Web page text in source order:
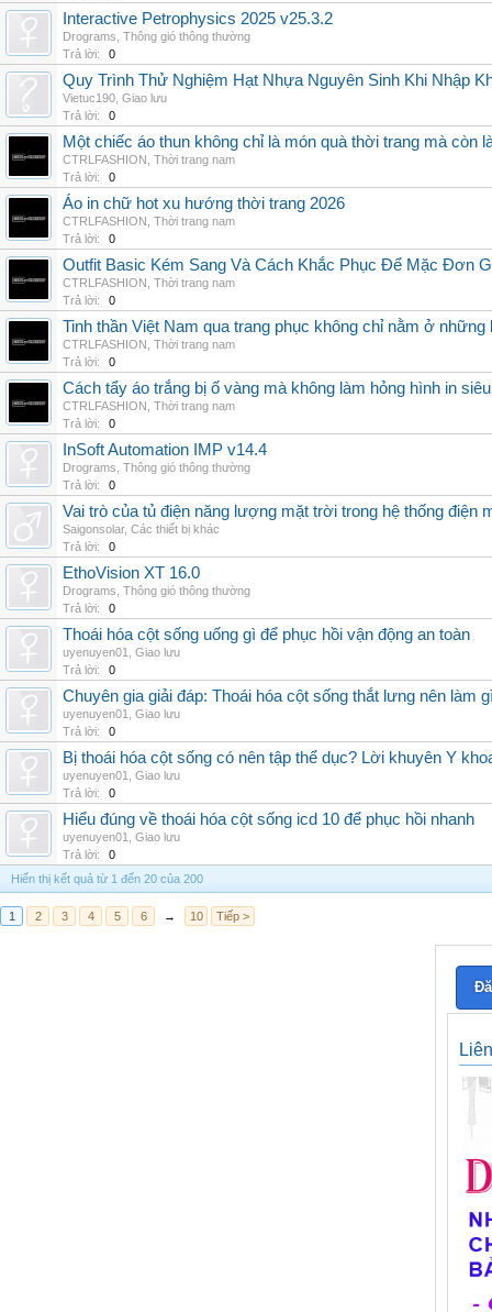
Interactive Petrophysics 2025 v25.3.2
Drograms Thông gió thông thường
Trả lời:
0
Quy Trình Thử Nghiệm Hạt Nhựa Nguyên Sinh Khi Nhập
Vietuc190 Giao lưu
Trả lời:
0
Một chiếc áo thun không chỉ là món quà thời trang mà
CTRLFASHION Thời trang nam
Trả lời:
0
Áo in chữ hot xu hướng thời trang 2026
CTRLFASHION Thời trang nam
Trả lời:
0
Outfit Basic Kém Sang Và Cách Khắc Phục Để Mặc Đơn
CTRLFASHION Thời trang nam
Trả lời:
0
Tinh thần Việt Nam qua trang phục không chỉ nằm ở
CTRLFASHION Thời trang nam
Trả lời:
0
Cách tẩy áo trắng bị ố vàng mà không làm hỏng hình in
CTRLFASHION Thời trang nam
Trả lời:
0
InSoft Automation IMP v14.4
Drograms Thông gió thông thường
Trả lời:
0
Vai trò của tủ điện năng lượng mặt trời trong hệ thống điện
Saigonsolar, Các thiết bị khác
Trả lời:
0
EthoVision XT 16.0
Drograms Thông gió thông thường
Trả lời:
0
Thoái hóa cột sống uống gì để phục hồi vận động an toàn
uyenuyen01
Giao lưu
Trả lời:
0
Chuyên gia giải đáp: Thoái hóa cột sống thắt lưng nên làm
uyenuyen01
Giao lưu
Trả lời:
0
Bị thoái hóa cột sống có nên tập thể dục? Lời khuyên Y
uyenuyen01
Giao lưu
Trả lời:
0
Hiểu đúng về thoái hóa cột sống icd 10 để phục hồi nhanh
uyenuyen01
Giao lưu
Trả lời:
0
Hiển thị kết quả từ 1 đến 20 của 200
1 2 3 4 5 6 → 10 Tiếp >